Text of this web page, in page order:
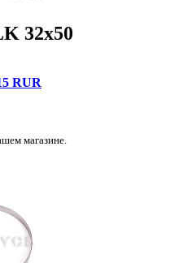
32x50
RUR
магазине.